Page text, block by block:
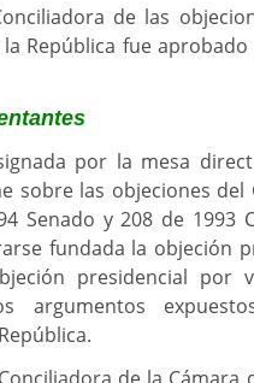
de las
República fue
por la mesa
sobre las objeciones del
Senado y 208 de 1993
fundada la objeción
presidencial por
argumentos